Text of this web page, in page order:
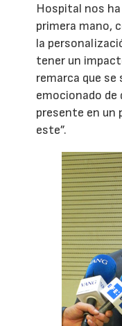
Hospital nos
primera mano,
la
tener un
remarca que
emocionado de
presente en un
este”.